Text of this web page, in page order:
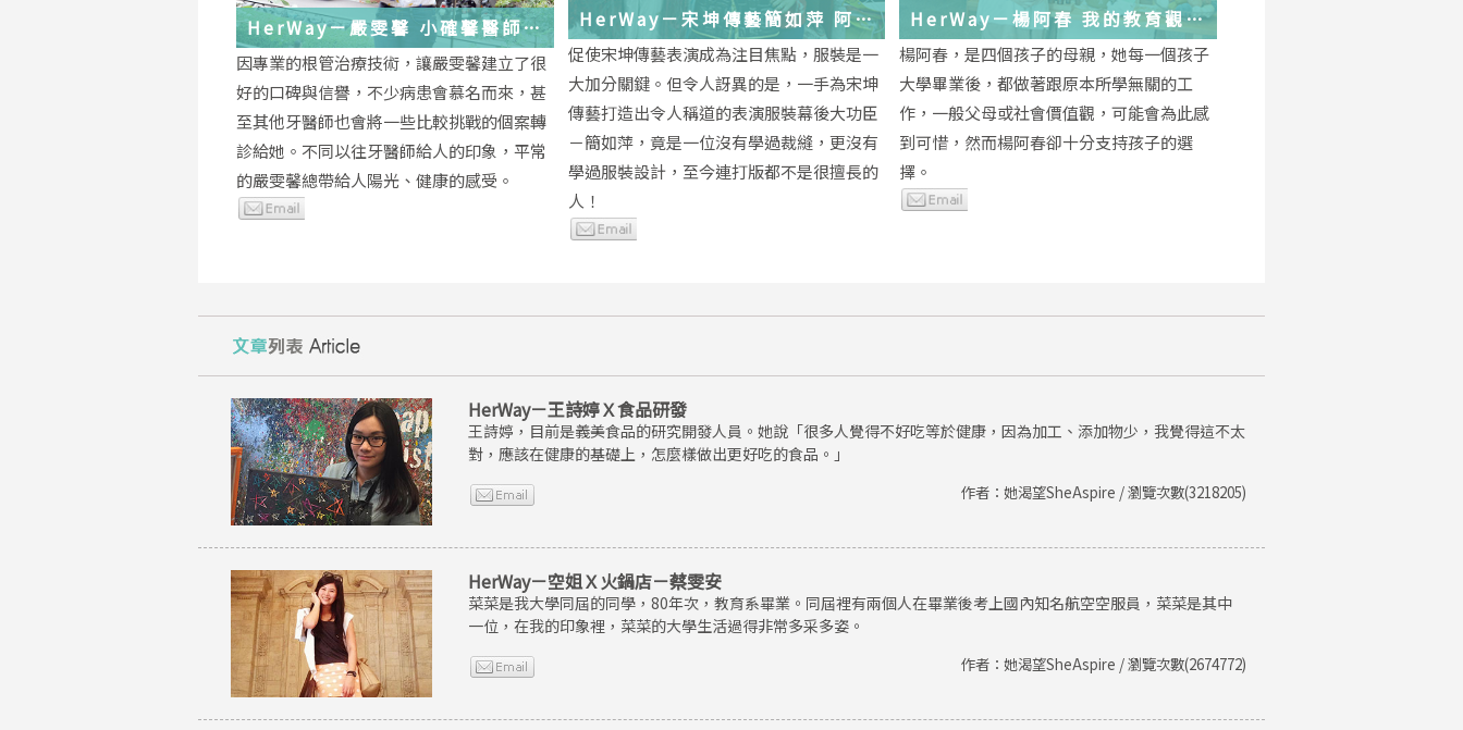
HerWay－嚴雯馨 小確馨醫師
的根管治療小確幸
因專業的根管治療技術，讓嚴雯馨建立了很
好的口碑與信譽，不少病患會慕名而來，甚
至其他牙醫師也會將一些比較挑戰的個案轉
診給她。不同以往牙醫師給人的印象，平常
的嚴雯馨總帶給人陽光、健康的感受。
HerWay－宋坤傳藝簡如萍 阿
萍ㄟ服裝
促使宋坤傳藝表演成為注目焦點，服裝是一
大加分關鍵。但令人訝異的是，一手為宋坤
傳藝打造出令人稱道的表演服裝幕後大功臣
－簡如萍，竟是一位沒有學過裁縫，更沒有
學過服裝設計，至今連打版都不是很擅長的
人！
HerWay－楊阿春 我的教育觀
念
楊阿春，是四個孩子的母親，她每一個孩子
大學畢業後，都做著跟原本所學無關的工
作，一般父母或社會價值觀，可能會為此感
到可惜，然而楊阿春卻十分支持孩子的選
擇。
HerWay－王詩婷Ｘ食品研發
王詩婷，目前是義美食品的研究開發人員。她說「很多人覺得不好吃等於健康，因為加工、添加物少，我覺得這不太
對，應該在健康的基礎上，怎麼樣做出更好吃的食品。」
作者：她渴望SheAspire / 瀏覽次數(3218205)
HerWay－空姐Ｘ火鍋店－蔡雯安
菜菜是我大學同屆的同學，80年次，教育系畢業。同屆裡有兩個人在畢業後考上國內知名航空空服員，菜菜是其中
一位，在我的印象裡，菜菜的大學生活過得非常多采多姿。
作者：她渴望SheAspire / 瀏覽次數(2674772)